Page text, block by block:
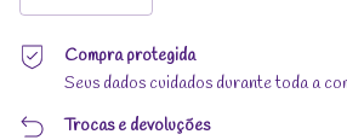
Compra protegida
Seus dados cuidados durante toda a
Trocas e devoluções